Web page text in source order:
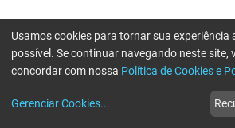
Usamos cookies para tornar sua experiência
possível. Se continuar navegando neste site,
concordar com nossa Política de Cookies e
Gerenciar Cookies...
Erro ao enviar informações, por favor tente